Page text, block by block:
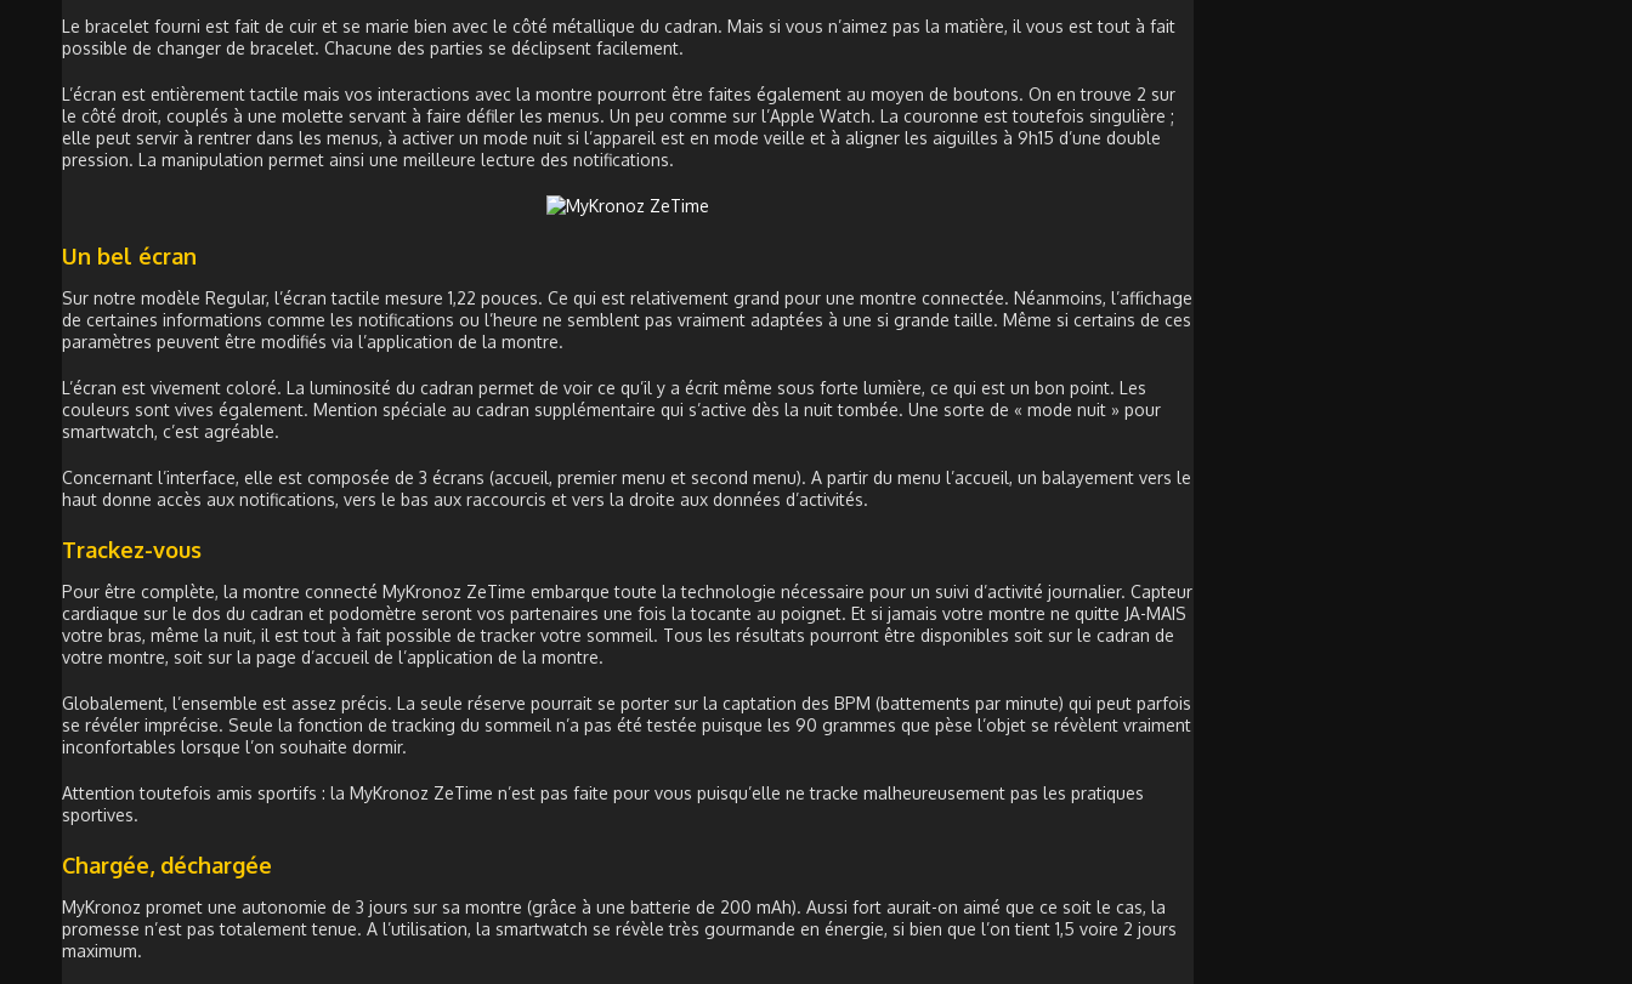
Le bracelet fourni est fait de cuir et se marie bien avec le côté métallique du cadran. Mais si vous n’aimez pas la matière, il vous est tout à fait
possible de changer de bracelet. Chacune des parties se déclipsent facilement.
L’écran est entièrement tactile mais vos interactions avec la montre pourront être faites également au moyen de boutons. On en trouve 2 sur
le côté droit, couplés à une molette servant à faire défiler les menus. Un peu comme sur l’Apple Watch. La couronne est toutefois singulière ;
elle peut servir à rentrer dans les menus, à activer un mode nuit si l’appareil est en mode veille et à aligner les aiguilles à 9h15 d’une double
pression. La manipulation permet ainsi une meilleure lecture des notifications.
Un bel écran
Sur notre modèle Regular, l’écran tactile mesure 1,22 pouces. Ce qui est relativement grand pour une montre connectée. Néanmoins, l’affichage
de certaines informations comme les notifications ou l’heure ne semblent pas vraiment adaptées à une si grande taille. Même si certains de ces
paramètres peuvent être modifiés via l’application de la montre.
L’écran est vivement coloré. La luminosité du cadran permet de voir ce qu’il y a écrit même sous forte lumière, ce qui est un bon point. Les
couleurs sont vives également. Mention spéciale au cadran supplémentaire qui s’active dès la nuit tombée. Une sorte de « mode nuit » pour
smartwatch, c’est agréable.
Concernant l’interface, elle est composée de 3 écrans (accueil, premier menu et second menu). A partir du menu l’accueil, un balayement vers le
haut donne accès aux notifications, vers le bas aux raccourcis et vers la droite aux données d’activités.
Trackez-vous
Pour être complète, la montre connecté MyKronoz ZeTime embarque toute la technologie nécessaire pour un suivi d’activité journalier. Capteur
cardiaque sur le dos du cadran et podomètre seront vos partenaires une fois la tocante au poignet. Et si jamais votre montre ne quitte JA-MAIS
votre bras, même la nuit, il est tout à fait possible de tracker votre sommeil. Tous les résultats pourront être disponibles soit sur le cadran de
votre montre, soit sur la page d’accueil de l’application de la montre.
Globalement, l’ensemble est assez précis. La seule réserve pourrait se porter sur la captation des BPM (battements par minute) qui peut parfois
se révéler imprécise. Seule la fonction de tracking du sommeil n’a pas été testée puisque les 90 grammes que pèse l’objet se révèlent vraiment
inconfortables lorsque l’on souhaite dormir.
Attention toutefois amis sportifs : la MyKronoz ZeTime n’est pas faite pour vous puisqu’elle ne tracke malheureusement pas les pratiques
sportives.
Chargée, déchargée
MyKronoz promet une autonomie de 3 jours sur sa montre (grâce à une batterie de 200 mAh). Aussi fort aurait-on aimé que ce soit le cas, la
promesse n’est pas totalement tenue. A l’utilisation, la smartwatch se révèle très gourmande en énergie, si bien que l’on tient 1,5 voire 2 jours
maximum.